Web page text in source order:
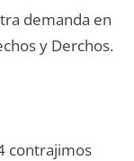
demanda en
y Derchos.
contrajimos